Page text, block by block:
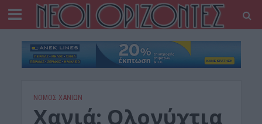
ΝΟΜΌΣ ΧΑΝΊΩΝ
Χανιά: Oλονύχτια